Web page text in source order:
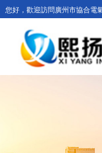
您好，歡迎訪問廣州市協合電